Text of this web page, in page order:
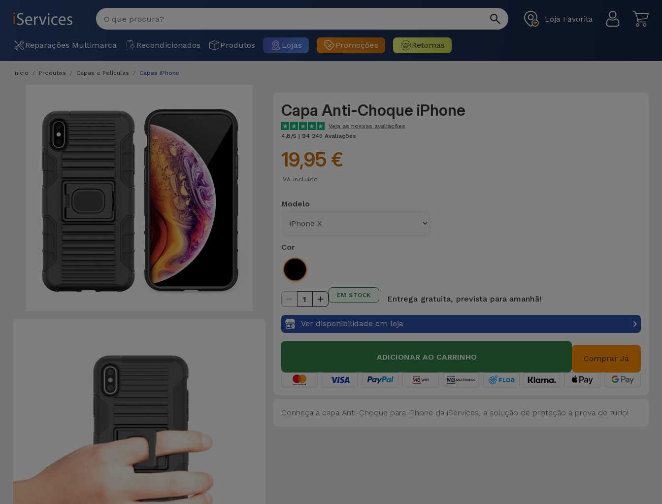
Loja Favorita
Reparações Multimarca Recondicionados Produtos Lojas Promoções Retomas
MENU
Ver
Início Produtos Capas e Películas Capas iPhone
Capa Anti-Choque iPhone
Veja as nossas avaliações
4,8/5 | 94 245 Avaliações
19,95 €
IVA incluído
Modelo
Cor
1 EM STOCK Entrega gratuita, prevista para amanhã!
Ver disponibilidade em loja
ADICIONAR AO CARRINHO Comprar Já
Conheça a capa Anti-Choque para iPhone da iServices, a solução de proteção à prova de tudo!